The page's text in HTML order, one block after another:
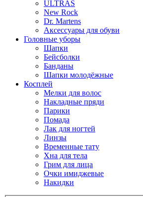
ULTRAS
New Rock
Dr. Martens
Аксессуары для обуви
Головные уборы
Шапки
Бейсболки
Банданы
Шапки молодёжные
Косплей
Мелки для волос
Накладные пряди
Парики
Помада
Лак для ногтей
Линзы
Временные тату
Хна для тела
Грим для лица
Очки имиджевые
Накидки